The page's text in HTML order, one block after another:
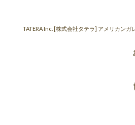
TATERA Inc. [株式会社タテラ] アメリカン